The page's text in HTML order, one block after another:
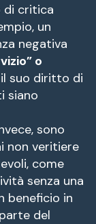
di critica
un
negativa
o
suo diritto di
siano
sono
non veritiere
come
senza una
beneficio in
del